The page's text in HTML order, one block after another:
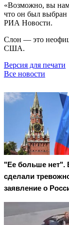
«Возможно, вы
что он был выбран
РИА Новости.
Слон — это
США.
Версия для печати
Все новости
"Ее больше
сделали
заявление о